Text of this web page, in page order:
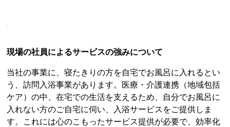
現場の社員によるサービスの強みについて
当社の事業に、寝たきりの方を自宅でお風呂に入れるとい
う、訪問入浴事業があります。医療・介護連携（地域包括
ケア）の中、在宅での生活を支えるため、自分でお風呂に
入れない方のご自宅に伺い、入浴サービスをご提供しま
す。これには心のこもったサービス提供が必要で、効率化